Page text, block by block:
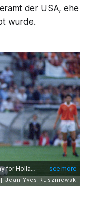
der USA, ehe
wurde.